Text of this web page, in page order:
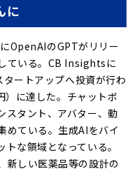
に
OpenAIのGPTがリリー
ている。CB Insightsに
ートアップへ投資が行わ
に達した。チャットボ
スタント、アバター、動
めている。生成AIをバイ
な領域となっている。
新しい医薬品等の設計の